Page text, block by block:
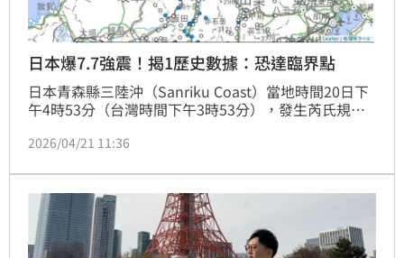
日本爆7.7強震！揭1歷史數據：恐達臨界點
日本青森縣三陸沖（Sanriku Coast）當地時間20日下
午4時53分（台灣時間下午3時53分），發生芮氏規模
三陸近海後發地震注意情報」持續受矚。對此，日旅達
隨海嘯的臨界點，呼籲大家提前做好防災準備。
2026/04/21 11:36